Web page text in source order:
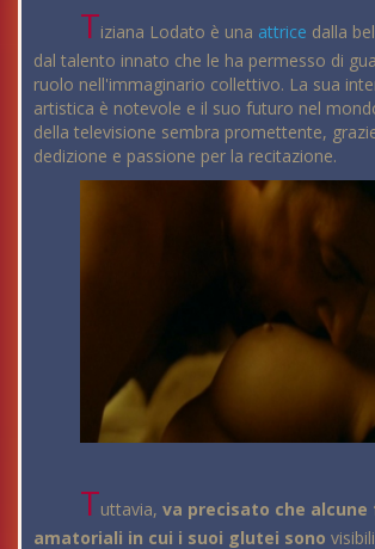
Tiziana Lodato è una attrice dalla
dal talento innato che le ha permesso di
ruolo nell'immaginario collettivo. La sua
artistica è notevole e il suo futuro nel
della televisione sembra promettente,
dedizione e passione per la recitazione.
Tuttavia, va precisato che
amatoriali in cui i suoi glutei sono